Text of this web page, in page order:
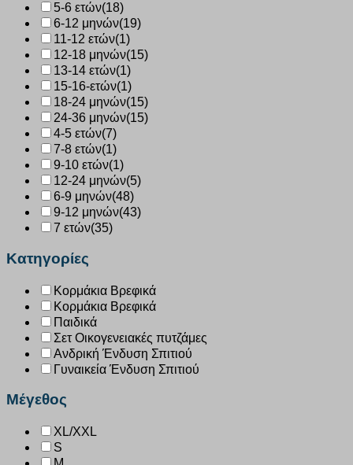
5-6 ετών(18)
6-12 μηνών(19)
11-12 ετών(1)
12-18 μηνών(15)
13-14 ετών(1)
15-16-ετών(1)
18-24 μηνών(15)
24-36 μηνών(15)
4-5 ετών(7)
7-8 ετών(1)
9-10 ετών(1)
12-24 μηνών(5)
6-9 μηνών(48)
9-12 μηνών(43)
7 ετών(35)
Κατηγορίες
Κορμάκια Βρεφικά
Κορμάκια Βρεφικά
Παιδικά
Σετ Οικογενειακές πυτζάμες
Ανδρική Ένδυση Σπιτιού
Γυναικεία Ένδυση Σπιτιού
Μέγεθος
XL/XXL
S